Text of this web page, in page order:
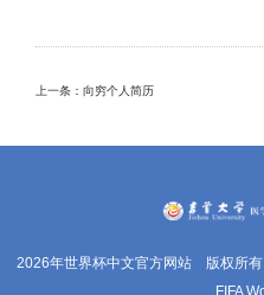
上一条：向穷个人简历
2026年世界杯中文官方网站 版权所